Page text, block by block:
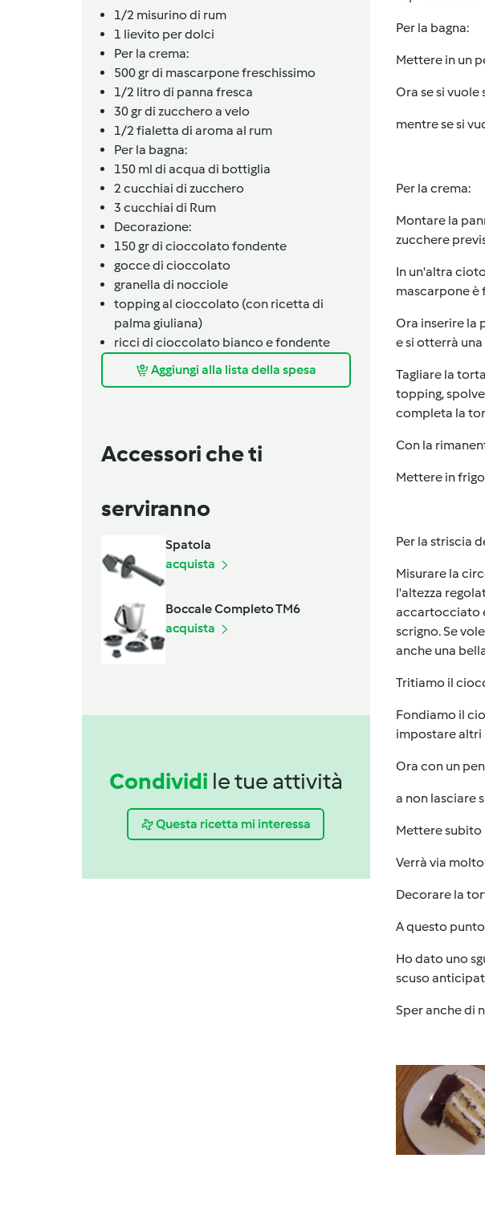
1/2 misurino di rum
1 lievito per dolci
Per la crema:
500 gr di mascarpone freschissimo
1/2 litro di panna fresca
30 gr di zucchero a velo
1/2 fialetta di aroma al rum
Per la bagna:
150 ml di acqua di bottiglia
2cucchiai di zucchero
3 cucchiai di Rum
Decorazione:
150 gr di cioccolato fondente
gocce di cioccolato
granella di nocciole
topping al cioccolato (con ricetta di
palma giuliana)
ricci di cioccolato bianco e fondente
Aggiungi alla lista della spesa
Accessori che ti
serviranno
Spatola
acquista
Boccale Completo TM6
acquista
Condividi le tue attività
Questa ricetta mi interessa
Per la bagna:
Mettere in un
Ora se si
mentre se si
Per la crema:
Montare la
zucchere
In un'altra
mascarpone è
Ora inserire la
e si otterrà
Tagliare la
topping,
completa la
Con la
Mettere in
Per la striscia
Misurare la
l'altezza
accartocciato
scrigno. Se
anche una
Tritiamo il
Fondiamo il
impostare altri
Ora con un
a non lasciare
Mettere subito
Verrà via
Decorare la
A questo
Ho dato uno
scuso
Sper anche di